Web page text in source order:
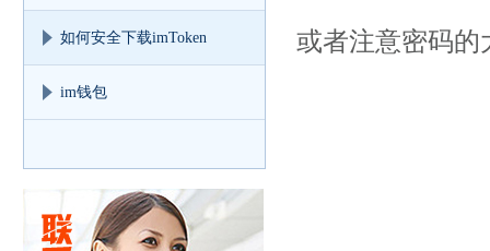
如何安全下载imToken
im钱包
或者注意密码的